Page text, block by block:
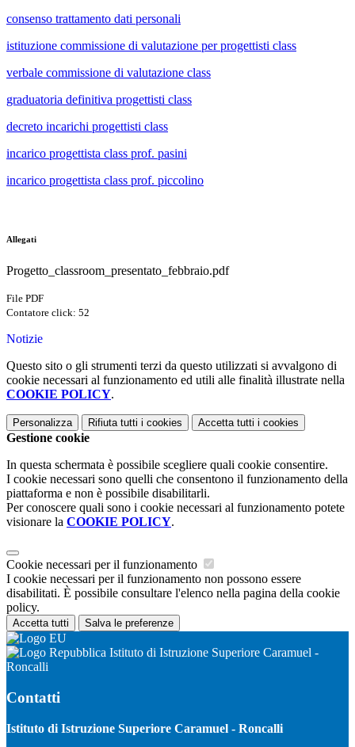
consenso trattamento dati personali
istituzione commissione di valutazione per progettisti class
verbale commissione di valutazione class
graduatoria definitiva progettisti class
decreto incarichi progettisti class
incarico progettista class prof. pasini
incarico progettista class prof. piccolino
Allegati
Progetto_classroom_presentato_febbraio.pdf
File PDF
Contatore click: 52
Notizie
Questo sito o gli strumenti terzi da questo utilizzati si avvalgono di
cookie necessari al funzionamento ed utili alle finalità illustrate nella
COOKIE POLICY.
Personalizza Rifiuta tutti i cookies Accetta tutti i cookies
Gestione cookie
In questa schermata è possibile scegliere quali cookie consentire.
I cookie necessari sono quelli che consentono il funzionamento della
piattaforma e non è possibile disabilitarli.
Per conoscere quali sono i cookie necessari al funzionamento potete
visionare la COOKIE POLICY.
Cookie necessari per il funzionamento
I cookie necessari per il funzionamento non possono essere
disabilitati. È possibile consultare l'elenco nella pagina della cookie
policy.
Accetta tutti Salva le preferenze
Istituto di Istruzione Superiore Caramuel -
Roncalli
Contatti
Istituto di Istruzione Superiore Caramuel - Roncalli